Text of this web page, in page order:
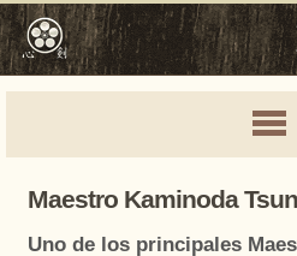
Maestro Kaminoda
Uno de los principales